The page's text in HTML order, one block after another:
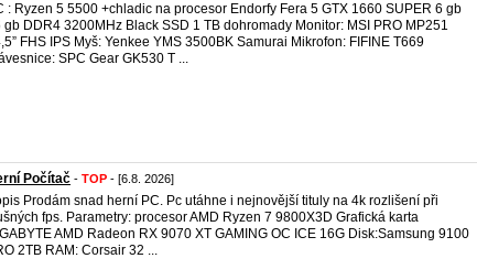
: Ryzen 5 5500 +chladic na procesor Endorfy Fera 5 GTX 1660 SUPER 6 gb
gb DDR4 3200MHz Black SSD 1 TB dohromady Monitor: MSI PRO MP251
FHS IPS Myš: Yenkee YMS 3500BK Samurai Mikrofon: FIFINE T669
SPC Gear GK530 T ...
Počítač - TOP - [6.8. 2026]
Prodám snad herní PC. Pc utáhne i nejnovější tituly na 4k rozlišení při
fps. Parametry: procesor AMD Ryzen 7 9800X3D Grafická karta
AMD Radeon RX 9070 XT GAMING OC ICE 16G Disk:Samsung 9100
2TB RAM: Corsair 32 ...